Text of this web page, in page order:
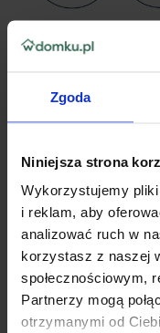
Zgoda
Niniejsza strona
Wykorzystujemy
i reklam, aby
analizować ruch w
korzystasz z naszej
społecznościowym,
Partnerzy mogą
otrzymanymi od